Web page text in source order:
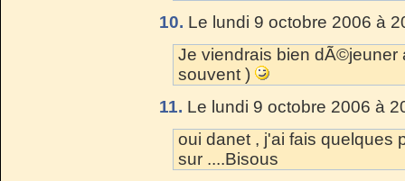
10. Le lundi 9 octobre 2006 à
Je viendrais bien dÃ©jeuner
souvent )
11. Le lundi 9 octobre 2006 à
oui danet , j'ai fais quelques
sur ....Bisous